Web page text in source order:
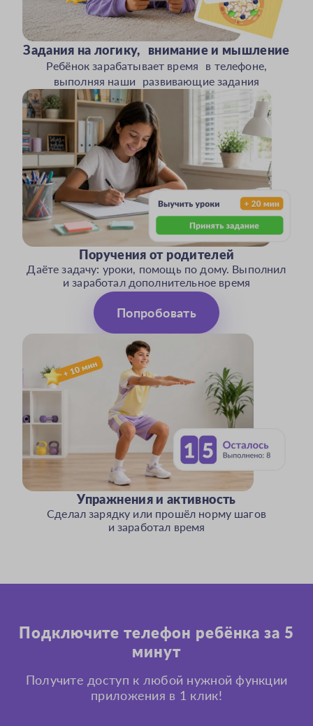
Задания на логику, внимание и мышление
Ребёнок зарабатывает время в телефоне,
выполняя наши развивающие задания
Поручения от родителей
Даёте задачу: уроки, помощь по дому. Выполнил
и заработал дополнительное время
Попробовать
Упражнения и активность
Сделал зарядку или прошёл норму шагов
и заработал время
Подключите телефон ребёнка за 5
минут
Получите доступ к любой нужной функции
приложения в 1 клик!